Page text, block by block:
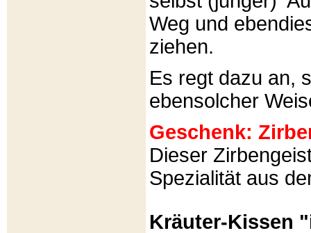
Weg und
ziehen.
Es regt dazu an,
ebensolcher
Geschenk:
Dieser
Spezialität aus
Kräuter-Kissen